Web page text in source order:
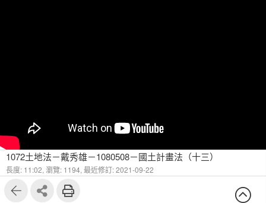
1072土地法－戴秀雄－1080508－國土計畫法（十三）
長度: 11:02, 瀏覽: 1194, 最近修訂: 2021-09-22